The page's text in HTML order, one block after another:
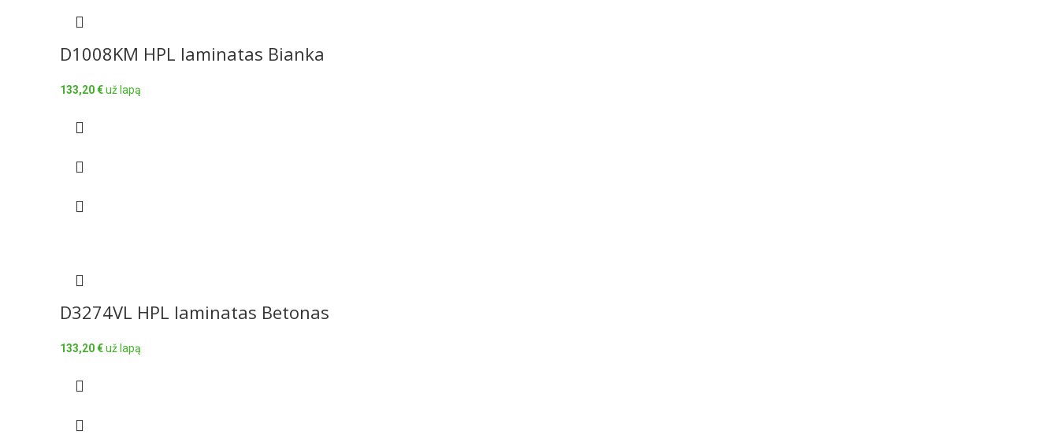
D1008KM HPL laminatas Bianka
133,20€už lapą
D3274VL HPL laminatas Betonas
133,20€už lapą